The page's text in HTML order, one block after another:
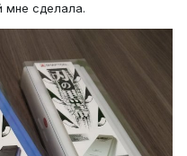
мне сделала.